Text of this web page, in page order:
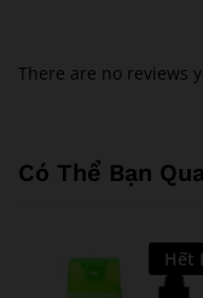
There are no reviews
Có Thể Bạn
Hết